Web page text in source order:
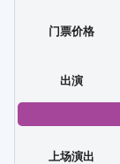
门票价格
出演
上场演出